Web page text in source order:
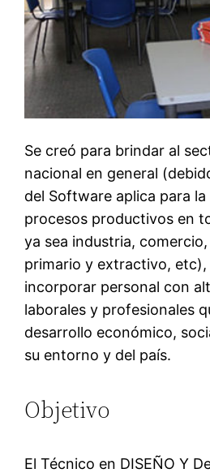
Se creó para brindar al
nacional en general
del Software aplica para
procesos productivos en
ya sea industria,
primario y extractivo, etc),
incorporar personal con
laborales y profesionales
desarrollo económico,
su entorno y del país.
Objetivo
El Técnico en DISEÑO Y